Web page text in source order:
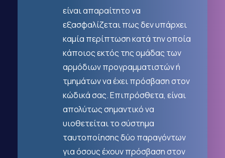
είναι απαραίτητο να
εξασφαλίζεται πως δεν υπάρχει
καμία περίπτωση κατά την οποία
κάποιος εκτός της ομάδας των
αρμόδιων προγραμματιστών ή
τμημάτων να έχει πρόσβαση στον
κώδικά σας. Επιπρόσθετα, είναι
απολύτως σημαντικό να
υιοθετείται το σύστημα
ταυτοποίησης δύο παραγόντων
για όσους έχουν πρόσβαση στον